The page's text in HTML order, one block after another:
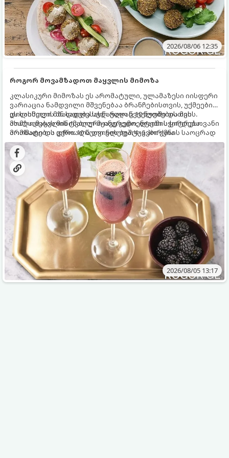
2026/08/06 12:35
როგორ მოვამზადოთ მაყვლის მიმოზა
კლასიკური მიმოზას ეს არომატული, ულამაზესი იისფერი
ვარიაცია ნამდვილი მშვენებაა ბრანჩებისთვის, უქმეების
დილისთვის ან სადღესასწაულო წვეულებებისთვის.
ახალი მაყვლის ტკბილ-მჟავე გემო, ლაიმის ციტრუსოვანი
არომატი და ცქრიალა ღვინის ბუშტუკები ქმნის საოცრად
დახვეწილ და მაგრილებელ კოქტეილს.
ეს სასმელი მზადდება სულ რაღაც 10 წუთში და მის
მომზადებას მინიმალური ინგრედიენტები სჭირდება.
მომზადების დრო: 10 წუთი ულუფა: 4–6 პორცია
2026/08/05 13:17